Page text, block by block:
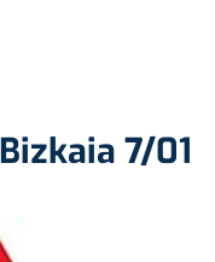
7/01